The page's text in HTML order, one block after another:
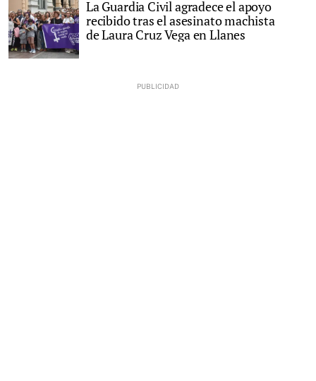
La Guardia Civil agradece el apoyo
recibido tras el asesinato machista
de Laura Cruz Vega en Llanes